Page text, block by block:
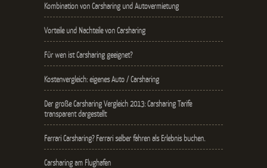
Kombination von Carsharing und Autovermietung
Vorteile und Nachteile von Carsharing
Für wen ist Carsharing geeignet?
Kostenvergleich: eigenes Auto / Carsharing
Der große Carsharing Vergleich 2013: Carsharing Tarife
transparent dargestellt
Ferrari Carsharing? Ferrari selber fahren als Erlebnis buchen.
Carsharing am Flughafen